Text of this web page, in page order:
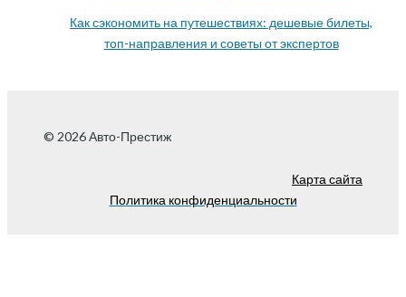
Как сэкономить на путешествиях: дешевые билеты,
топ-направления и советы от экспертов
© 2026 Авто-Престиж
Карта сайта
Политика конфиденциальности